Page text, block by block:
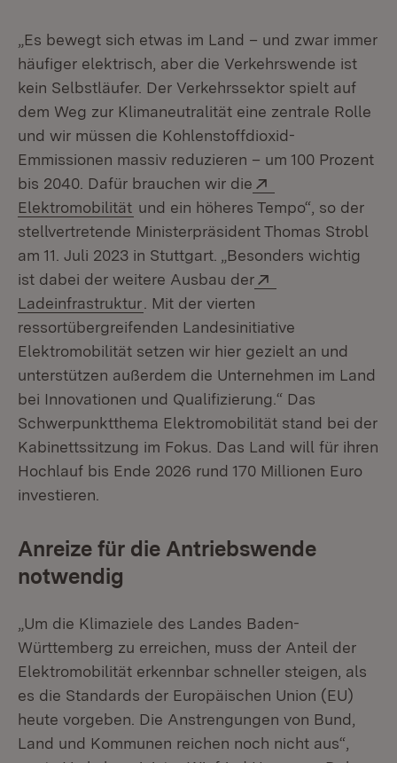
„Es bewegt sich etwas im Land – und zwar immer
häufiger elektrisch, aber die Verkehrswende ist
kein Selbstläufer. Der Verkehrssektor spielt auf
dem Weg zur Klimaneutralität eine zentrale Rolle
und wir müssen die Kohlenstoffdioxid-
Emmissionen massiv reduzieren – um 100 Prozent
bis 2040. Dafür brauchen wir die
Elektromobilität (Öffnet in neuem Fenster)
und ein höheres Tempo“, so der
stellvertretende Ministerpräsident Thomas Strobl
am 11. Juli 2023 in Stuttgart. „Besonders wichtig
ist dabei der weitere Ausbau der
Ladeinfrastruktur (Öffnet in neuem Fenster)
. Mit der vierten
ressortübergreifenden Landesinitiative
Elektromobilität setzen wir hier gezielt an und
unterstützen außerdem die Unternehmen im Land
bei Innovationen und Qualifizierung.“ Das
Schwerpunktthema Elektromobilität stand bei der
Kabinettssitzung im Fokus. Das Land will für ihren
Hochlauf bis Ende 2026 rund 170 Millionen Euro
investieren.
Anreize für die Antriebswende
notwendig
„Um die Klimaziele des Landes Baden-
Württemberg zu erreichen, muss der Anteil der
Elektromobilität erkennbar schneller steigen, als
es die Standards der Europäischen Union (EU)
heute vorgeben. Die Anstrengungen von Bund,
Land und Kommunen reichen noch nicht aus“,